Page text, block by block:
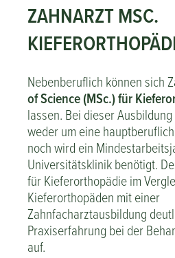
ZAHNARZT MSC.
Nebenberuflich können sich
of Science (MSc.) für
lassen. Bei dieser
weder um eine
noch wird ein
Universitätsklinik benötigt.
für Kieferorthopädie im
Kieferorthopäden mit einer
Zahnfacharztausbildung
Praxiserfahrung bei der
auf.